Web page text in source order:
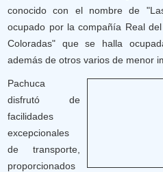
conocido con el nombre de
ocupado por la compañía Real
Coloradas" que se halla
además de otros varios de menor
Pachuca
disfrutó de
facilidades
excepcionales
de transporte,
proporcionados